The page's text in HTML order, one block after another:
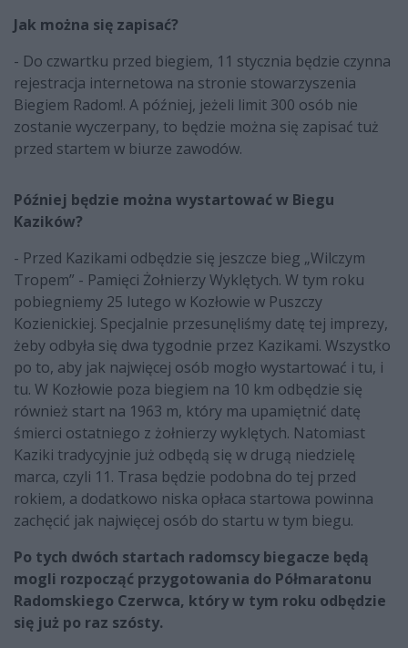
Jak można się zapisać?
- Do czwartku przed biegiem, 11 stycznia będzie czynna
rejestracja internetowa na stronie stowarzyszenia
Biegiem Radom!. A później, jeżeli limit 300 osób nie
zostanie wyczerpany, to będzie można się zapisać tuż
przed startem w biurze zawodów.
Później będzie można wystartować w Biegu
Kazików?
- Przed Kazikami odbędzie się jeszcze bieg „Wilczym
Tropem” - Pamięci Żołnierzy Wyklętych. W tym roku
pobiegniemy 25 lutego w Kozłowie w Puszczy
Kozienickiej. Specjalnie przesunęliśmy datę tej imprezy,
żeby odbyła się dwa tygodnie przez Kazikami. Wszystko
po to, aby jak najwięcej osób mogło wystartować i tu, i
tu. W Kozłowie poza biegiem na 10 km odbędzie się
również start na 1963 m, który ma upamiętnić datę
śmierci ostatniego z żołnierzy wyklętych. Natomiast
Kaziki tradycyjnie już odbędą się w drugą niedzielę
marca, czyli 11. Trasa będzie podobna do tej przed
rokiem, a dodatkowo niska opłaca startowa powinna
zachęcić jak najwięcej osób do startu w tym biegu.
Po tych dwóch startach radomscy biegacze będą
mogli rozpocząć przygotowania do Półmaratonu
Radomskiego Czerwca, który w tym roku odbędzie
się już po raz szósty.